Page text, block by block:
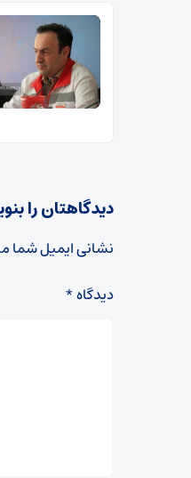
دیدگاهتان را
نشانی ایمیل شما
دیدگاه*